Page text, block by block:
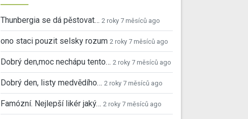
Thunbergia se dá pěstovat… 2 roky 7 měsíců ago
ono staci pouzit selsky rozum 2 roky 7 měsíců ago
Dobrý den,moc nechápu tento… 2 roky 7 měsíců ago
Dobrý den, listy medvědího… 2 roky 7 měsíců ago
Famózní. Nejlepší likér jaký… 2 roky 7 měsíců ago